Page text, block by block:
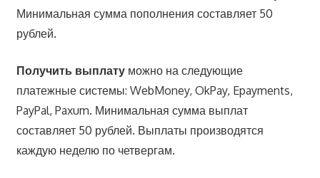
Минимальная сумма пополнения составляет 50
рублей.
Получить выплатуможно на следующие
платежные системы: WebMoney, OkPay, Epayments,
PayPal, Paxum. Минимальная сумма выплат
составляет 50 рублей. Выплаты производятся
каждую неделю по четвергам.